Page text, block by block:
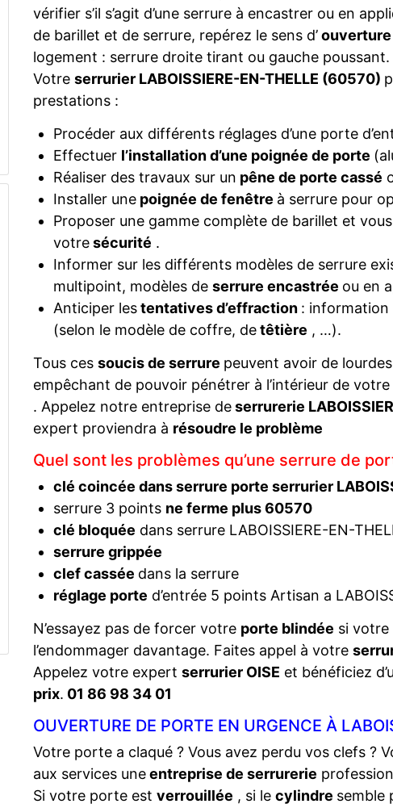
vérifier s’il s’agit d’une serrure à encastrer ou en
de barillet et de serrure, repérez le sens d’ouverture
logement : serrure droite tirant ou gauche poussant.
Votre serrurier LABOISSIERE-EN-THELLE (60570)
prestations :
Procéder aux différents réglages d’une porte
Effectuer l’installation d’une poignée de porte
Réaliser des travaux sur un pêne de porte cassé
Installer unepoignée de fenêtre à serrure pour
Proposer une gamme complète de barillet et
votresécurité .
Informer sur les différents modèles de serrure
multipoint, modèles de serrure encastrée ou en
Anticiper lestentatives d’effraction : information
(selon le modèle de coffre, detêtière , …).
Tous ces soucis de serrure peuvent avoir de
empêchant de pouvoir pénétrer à l’intérieur de
. Appelez notre entreprise deserrurerie
expert proviendra à résoudre le problème
Quel sont les problèmes qu’une serrure de
clé coincée dans serrure porte serrurier
serrure 3 points ne ferme plus 60570
clé bloquée dans serrure LABOISSIERE-EN-
serrure grippée
clef cassée dans la serrure
réglage porte d’entrée 5 points Artisan a
N’essayez pas de forcer votre porte blindée si votre
l’endommager davantage. Faites appel à votre
Appelez votre expert serrurier OISE et bénéficiez
prix. 01 86 98 34 01
OUVERTURE DE PORTE EN URGENCE À
Votre porte a claqué ? Vous avez perdu vos clefs ?
aux services uneentreprise de serrurerie
Si votre porte est verrouillée , si le cylindre semble